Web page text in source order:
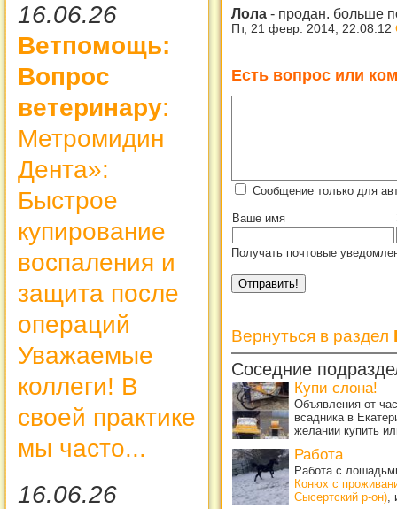
16.06.26
Ветпомощь:
Вопрос
ветеринару:
Метромидин
Дента»:
Быстрое
купирование
воспаления и
защита после
операций
Уважаемые
коллеги! В
своей практике
мы часто...
16.06.26
Лола - продан. больше
Пт, 21 февр. 2014, 22:08:12
Есть вопрос или
Сообщение только для
Ваше имя
Получать почтовые
Вернуться в раздел
Соседние
Купи слона!
Объявления от
всадника в
желании купить
Работа
Работа с
Конюх с
Сысертский р-он),